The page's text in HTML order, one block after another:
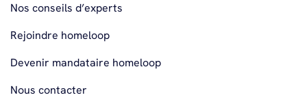
Nos conseils d’experts
Rejoindre homeloop
Devenir mandataire homeloop
Nous contacter